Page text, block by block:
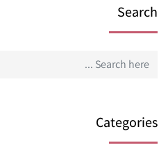
Search
Categories